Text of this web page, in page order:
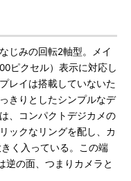
じみの回転2軸型。メイ
ピクセル）表示に対応し
レイは搭載していないた
きりとしたシンプルなデ
、コンパクトデジカメの
ックなリングを配し、カ
く入っている。この端
逆の面、つまりカメラと